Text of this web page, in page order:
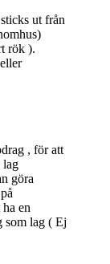
ut från
rök ).
, för att
lag
göra
en
som lag ( Ej